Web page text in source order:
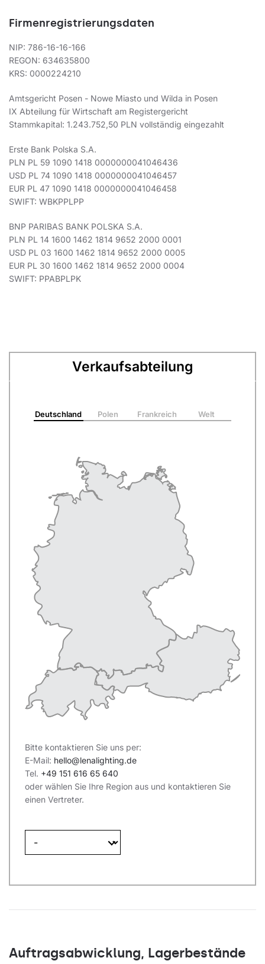
Firmenregistrierungsdaten
NIP: 786-16-16-166
REGON: 634635800
KRS: 0000224210
Amtsgericht Posen - Nowe Miasto und Wilda in Posen
IX Abteilung für Wirtschaft am Registergericht
Stammkapital: 1.243.752,50 PLN vollständig eingezahlt
Erste Bank Polska S.A.
PLN PL 59 1090 1418 0000000041046436
USD PL 74 1090 1418 0000000041046457
EUR PL 47 1090 1418 0000000041046458
SWIFT: WBKPPLPP
BNP PARIBAS BANK POLSKA S.A.
PLN PL 14 1600 1462 1814 9652 2000 0001
USD PL 03 1600 1462 1814 9652 2000 0005
EUR PL 30 1600 1462 1814 9652 2000 0004
SWIFT: PPABPLPK
Verkaufsabteilung
Deutschland Polen Frankreich Welt
Bitte kontaktieren Sie uns per:
E-Mail: hello@lenalighting.de
Tel. +49 151 616 65 640
oder wählen Sie Ihre Region aus und kontaktieren Sie
einen Vertreter.
Auftragsabwicklung, Lagerbestände